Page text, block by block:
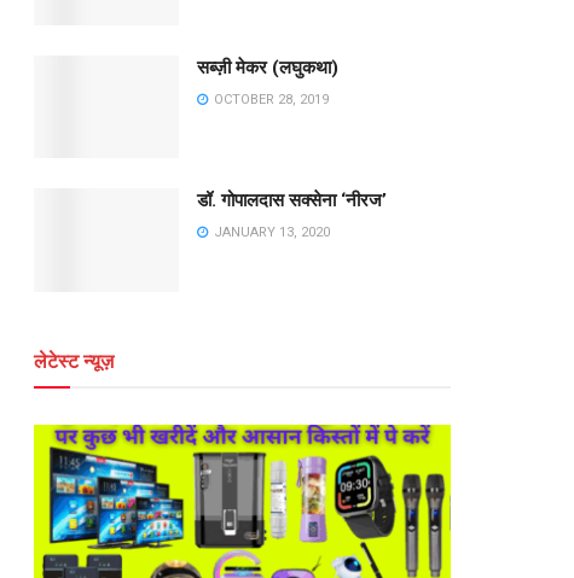
सब्ज़ी मेकर (लघुकथा)
OCTOBER 28, 2019
डॉ. गोपालदास सक्सेना ‘नीरज’
JANUARY 13, 2020
लेटेस्ट न्यूज़